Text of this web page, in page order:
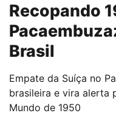
Recopando
Brasil
Empate da Suíça no
brasileira e vira alerta
Mundo de 1950